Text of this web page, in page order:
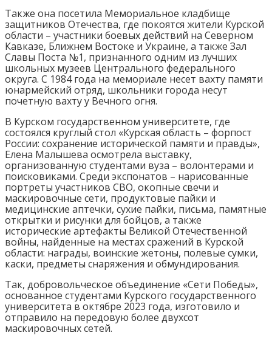
Также она посетила Мемориальное кладбище
защитников Отечества, где покоятся жители Курской
области – участники боевых действий на Северном
Кавказе, Ближнем Востоке и Украине, а также Зал
Славы Поста №1, признанного одним из лучших
школьных музеев Центрального федерального
округа. С 1984 года на мемориале несет вахту памяти
юнармейский отряд, школьники города несут
почетную вахту у Вечного огня.
В Курском государственном университете, где
состоялся круглый стол «Курская область – форпост
России: сохранение исторической памяти и правды»,
Елена Малышева осмотрела выставку,
организованную студентами вуза – волонтерами и
поисковиками. Среди экспонатов – нарисованные
портреты участников СВО, окопные свечи и
маскировочные сети, продуктовые пайки и
медицинские аптечки, сухие пайки, письма, памятные
открытки и рисунки для бойцов, а также
исторические артефакты Великой Отечественной
войны, найденные на местах сражений в Курской
области: награды, воинские жетоны, полевые сумки,
каски, предметы снаряжения и обмундирования.
Так, добровольческое объединение «Сети Победы»,
основанное студентами Курского государственного
университета в октябре 2023 года, изготовило и
отправило на передовую более двухсот
маскировочных сетей.